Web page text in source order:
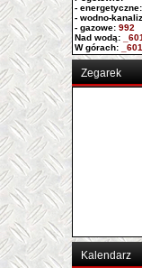
- energetyczne:
- wodno-
- gazowe: 992
Nad wodą:
W górach:
Zegarek
Kalendarz